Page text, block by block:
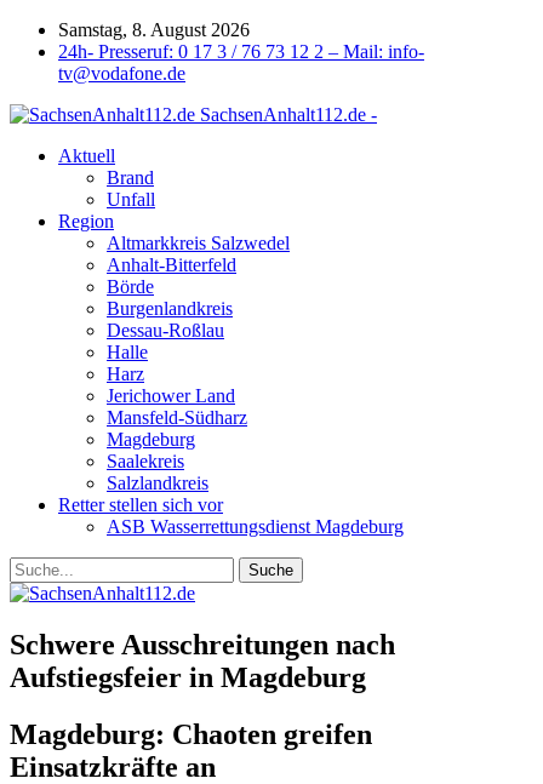
Samstag, 8. August 2026
24h- Presseruf: 0 17 3 / 76 73 12 2 – Mail: info-
tv@vodafone.de
SachsenAnhalt112.de -
Aktuell
Brand
Unfall
Region
Altmarkkreis Salzwedel
Anhalt-Bitterfeld
Börde
Burgenlandkreis
Dessau-Roßlau
Halle
Harz
Jerichower Land
Mansfeld-Südharz
Magdeburg
Saalekreis
Salzlandkreis
Retter stellen sich vor
ASB Wasserrettungsdienst Magdeburg
Schwere Ausschreitungen nach
Aufstiegsfeier in Magdeburg
Magdeburg: Chaoten greifen
Einsatzkräfte an